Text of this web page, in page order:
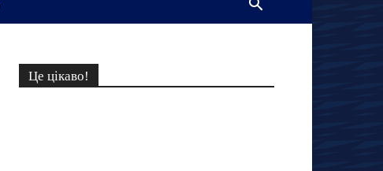
Це цікаво!